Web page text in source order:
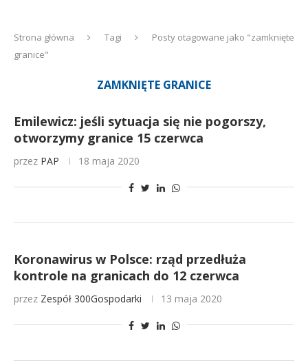
Strona główna Tagi
Posty otagowane jako "zamknięte
granice"
ZAMKNIĘTE GRANICE
Emilewicz: jeśli sytuacja się nie pogorszy,
otworzymy granice 15 czerwca
przez PAP 18 maja 2020
Koronawirus w Polsce: rząd przedłuża
kontrole na granicach do 12 czerwca
przez Zespół 300Gospodarki 13 maja 2020